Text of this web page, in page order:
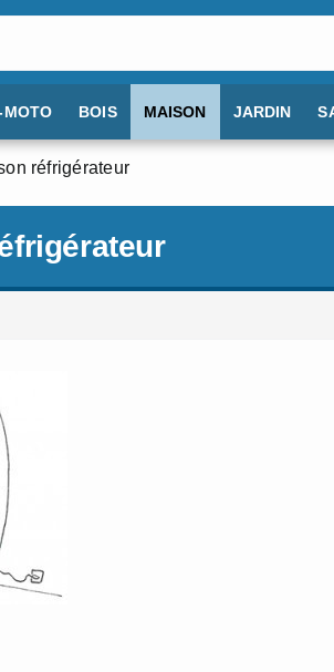
MOTO BOIS MAISON JARDIN
réfrigérateur